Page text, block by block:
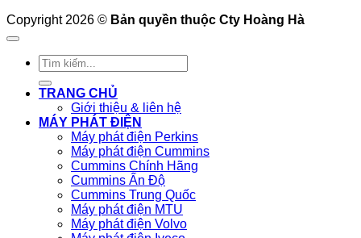
Copyright 2026 © Bản quyền thuộc Cty Hoàng Hà
Tìm
kiếm:
TRANG CHỦ
Giới thiệu & liên hệ
MÁY PHÁT ĐIỆN
Máy phát điện Perkins
Máy phát điện Cummins
Cummins Chính Hãng
Cummins Ấn Độ
Cummins Trung Quốc
Máy phát điện MTU
Máy phát điện Volvo